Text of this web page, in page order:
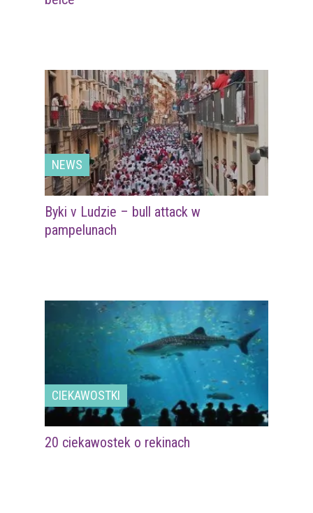
NEWS
Byki v Ludzie – bull attack w
pampelunach
CIEKAWOSTKI
20 ciekawostek o rekinach